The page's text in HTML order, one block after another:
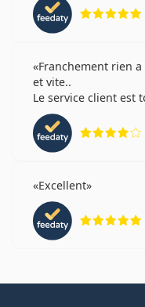
Franchement rien
et vite..
Le service client est
Excellent